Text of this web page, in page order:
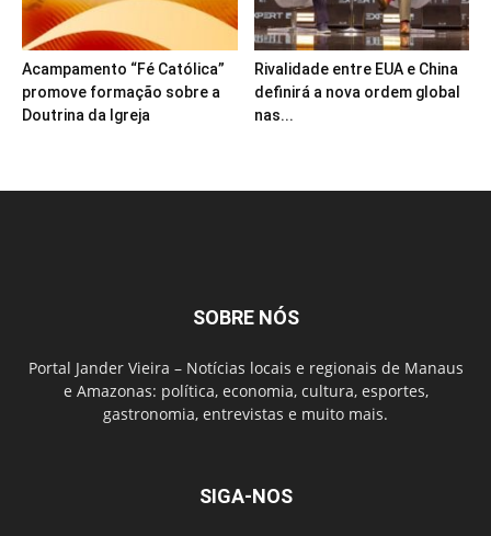
Acampamento “Fé Católica”
promove formação sobre a
Doutrina da Igreja
Rivalidade entre EUA e China
definirá a nova ordem global
nas...
SOBRE NÓS
Portal Jander Vieira – Notícias locais e regionais de Manaus
e Amazonas: política, economia, cultura, esportes,
gastronomia, entrevistas e muito mais.
SIGA-NOS